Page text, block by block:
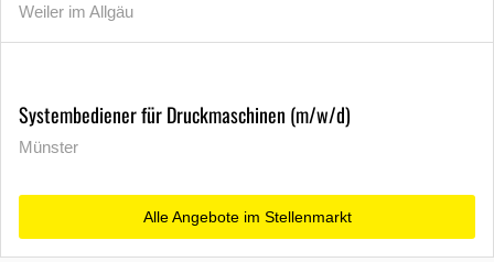
Weiler im Allgäu
Systembediener für Druckmaschinen (m/w/d)
Münster
Alle Angebote im Stellenmarkt